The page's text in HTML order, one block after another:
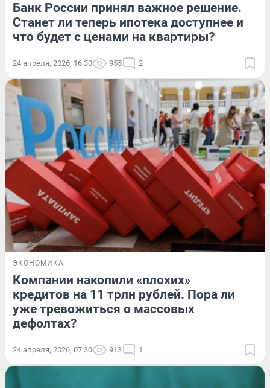
Банк России принял важное решение.
Станет ли теперь ипотека доступнее и
что будет с ценами на квартиры?
24 апреля, 2026, 16:30 955 2
ЭКОНОМИКА
Компании накопили «плохих»
кредитов на 11 трлн рублей. Пора ли
уже тревожиться о массовых
дефолтах?
24 апреля, 2026, 07:30 913 1